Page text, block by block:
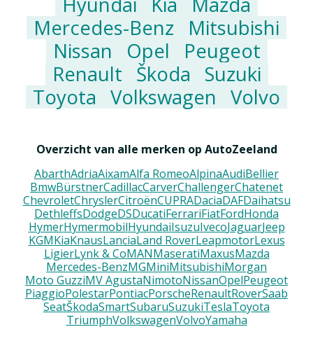
Mercedes-Benz
Mitsubishi
Nissan
Opel
Peugeot
Renault Škoda
Suzuki
Toyota Volkswagen Volvo
Overzicht van alle merken op AutoZeeland
AbarthAdriaAixamAlfa RomeoAlpinaAudiBellier
BmwBürstnerCadillacCarverChallengerChatenet
ChevroletChryslerCitroënCUPRADaciaDAFDaihatsu
DethleffsDodgeDSDucatiFerrariFiatFordHonda
HymerHymermobilHyundaiIsuzuIvecoJaguarJeep
KGMKiaKnausLanciaLand RoverLeapmotorLexus
LigierLynk & CoMANMaseratiMaxusMazda
Mercedes-BenzMGMiniMitsubishiMorgan
Moto GuzziMV AgustaNimotoNissanOpelPeugeot
PiaggioPolestarPontiacPorscheRenaultRoverSaab
SeatŠkodaSmartSubaruSuzukiTeslaToyota
TriumphVolkswagenVolvoYamaha